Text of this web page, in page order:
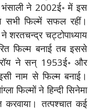
ने 2002ई॰ में इस
सभी फिल्में सफल रहीं।
शरतचन्द्र चट्टोपाध्याय
फिल्म बनाई तब इससे
रॉय ने सन् 1953ई॰ और
नाम से फिल्म बनाई।
फिल्मों ने हिन्दी सिनेमा
करवाया। तत्पश्चात कई